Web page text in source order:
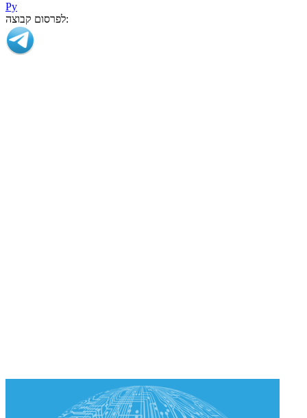
Ру
לפרסום קבוצה: